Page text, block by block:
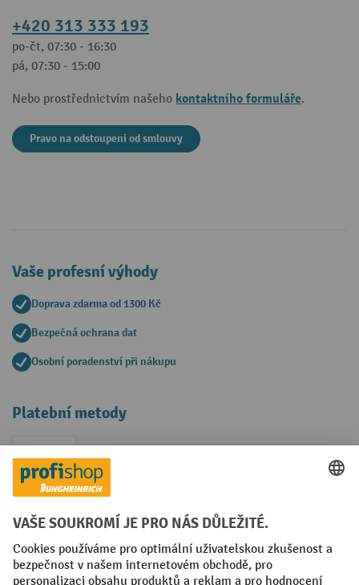
+420 313 333 193
po-čt, 07:30 - 16:30
pá, 07:30 - 15:00
Nebo prostřednictvím našeho kontaktního formuláře.
Pravo na odstoupeni od smlouvy
Vaše profesní výhody
Doprava zdarma od 1300 Kč
Bezpečná ochrana dat
Osobní poradenství při nákupu
Platební metody
Faktura
Sociální sítě
Facebook
YouTubeLinkedIn